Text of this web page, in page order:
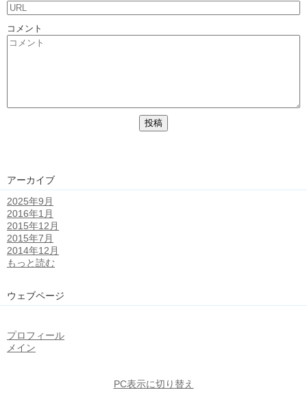
コメント
アーカイブ
2025年9月
2016年1月
2015年12月
2015年7月
2014年12月
もっと読む
ウェブページ
プロフィール
メイン
PC表示に切り替え